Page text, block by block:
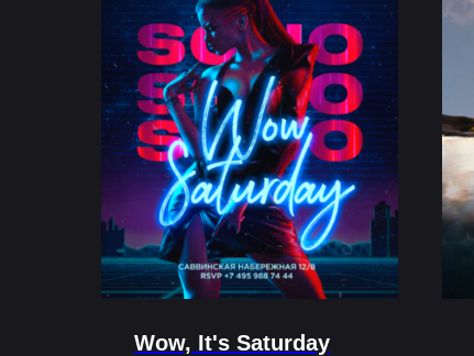
Wow, It's Saturday